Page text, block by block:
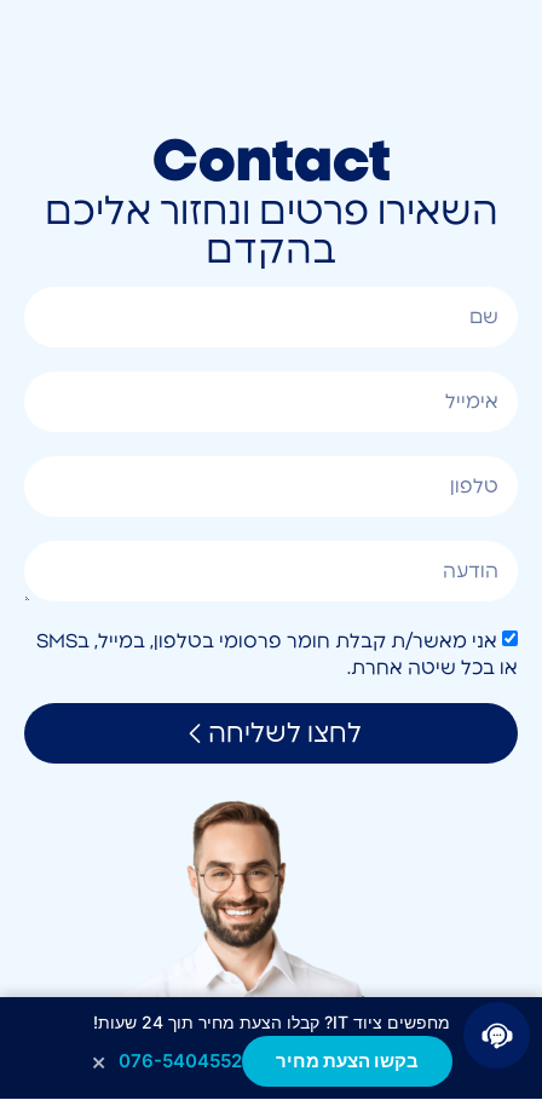
Contact
השאירו פרטים ונחזור אליכם
בהקדם
אני מאשר/ת קבלת חומר פרסומי בטלפון, במייל, בSMS
או בכל שיטה אחרת.
לחצו לשליחה
מחפשים ציוד IT? קבלו הצעת מחיר תוך 24 שעות!
בקשו הצעת מחיר 076-5404552
×